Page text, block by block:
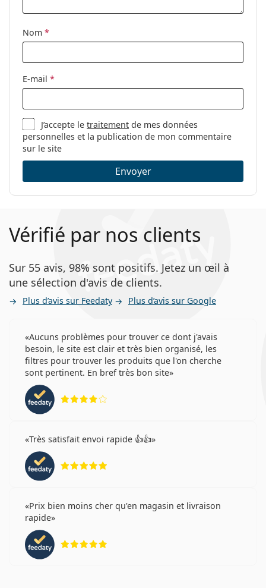
nettoyage:
Sexe:
Catégorie:
Marque:
David Beckham
Code:
DB 1106 807 19 50
Nom *
E-mail *
J’accepte letraitement de mes données
personnelles et la publication de mon commentaire
sur le site
Envoyer
Vérifié par nos clients
Sur 55 avis, 98% sont positifs. Jetez un œil à
une sélection d'avis de clients.
Plus d’avis sur Feedaty Plus d’avis sur Google
Aucuns problèmes pour trouver ce dont j'avais
besoin, le site est clair et très bien organisé, les
filtres pour trouver les produits que l'on cherche
sont pertinent. En bref très bon site
Très satisfait envoi rapide 👍👍
Prix bien moins cher qu'en magasin et livraison
rapide